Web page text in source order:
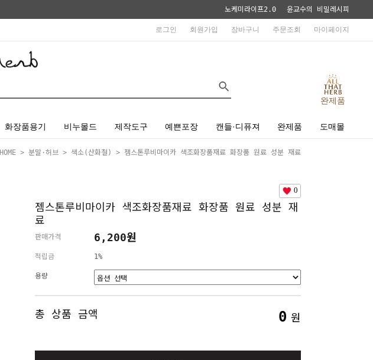
노케미라이프2.0 윤교수의 비밀레시피
로그인 회원가입 장바구니 주문조회 마이페이지
완제품
화장품용기 비누몰드 제작도구 예쁜포장 캔들·디퓨져 완제품 도매몰
HOME > 분말·허브 > 색소(산화철) > 젬스톤루비마이카 색조화장품재료 화장품 원료 성분 재료
0
젬스톤루비마이카 색조화장품재료 화장품 원료 성분 재
료
판매가격 6,200원
적립금 1%
용량
총 상품 금액 0 원